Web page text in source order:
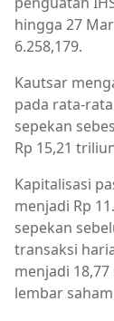
hingga 27
6.258,179.
Kautsar
pada rata-
sepekan
Rp 15,21
Kapitalisasi
menjadi Rp
sepekan
transaksi
menjadi
lembar